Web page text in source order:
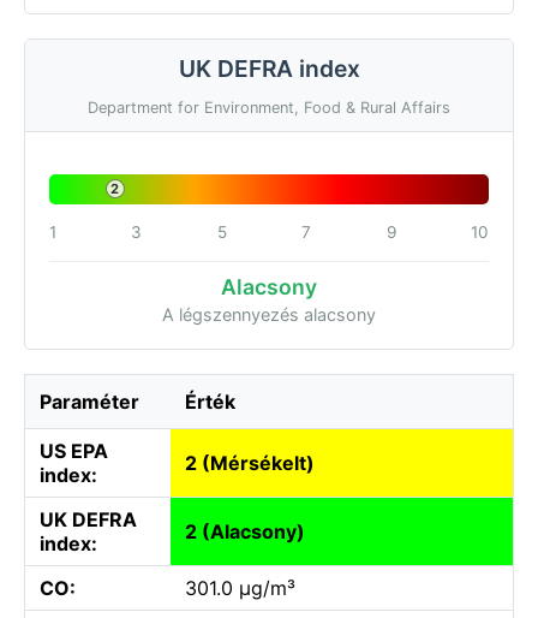
UK DEFRA index
Department for Environment, Food & Rural Affairs
2
1 3 5 7 9 10
Alacsony
A légszennyezés alacsony
Paraméter Érték
US EPA
index:
2 (Mérsékelt)
UK DEFRA
index:
2 (Alacsony)
CO:
301.0 µg/m³